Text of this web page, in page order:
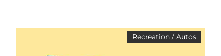
Recreation / Autos